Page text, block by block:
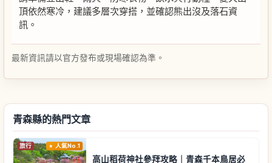
頂依然寒冷，建議多層次穿搭，並確認熊出沒及落石資
訊。
最新資訊請以官方發布或現場確認為準。
青森縣的熱門文章
旅行 人氣No.1
高山稻荷神社參拜攻略｜青森千本鳥居必